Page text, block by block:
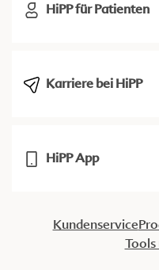
HiPP für Patienten
Karriere bei HiPP
HiPP App
Kundenservice
Tools